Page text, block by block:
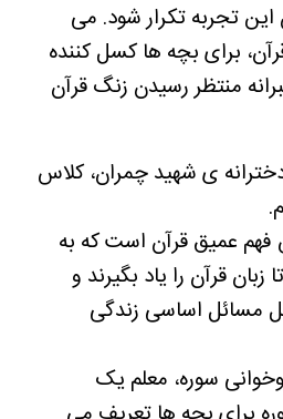
تجربه تکرار شود. می
برای بچه ها کسل کننده
منتظر رسیدن زنگ قرآن
ی شهید چمران، کلاس
عمیق قرآن است که به
قرآن را یاد بگیرند و
حل مسائل اساسی زندگی
سوره، معلم یک